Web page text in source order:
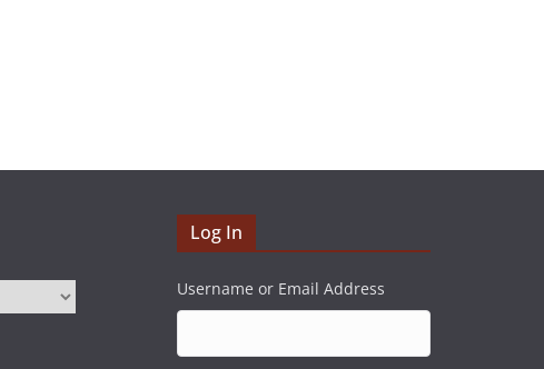
Log In
Username or Email Address